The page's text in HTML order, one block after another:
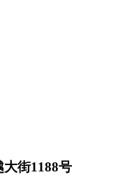
街1188号